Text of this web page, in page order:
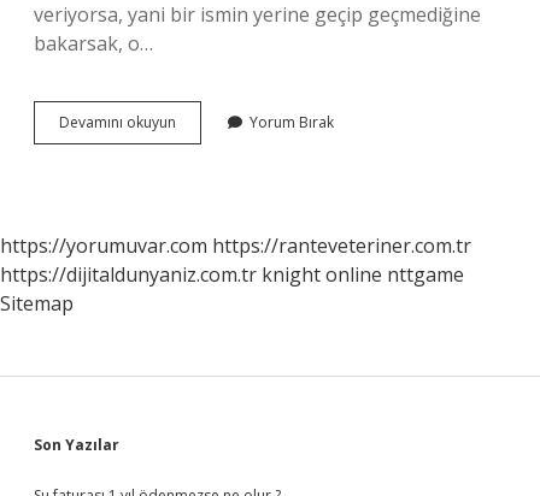
veriyorsa, yani bir ismin yerine geçip geçmediğine
bakarsak, o…
Devamını okuyun
Nedir
Yorum Bırak
https://yorumuvar.com https://ranteveteriner.com.tr
https://dijitaldunyaniz.com.tr knight online nttgame
Sitemap
Sidebar
Son Yazılar